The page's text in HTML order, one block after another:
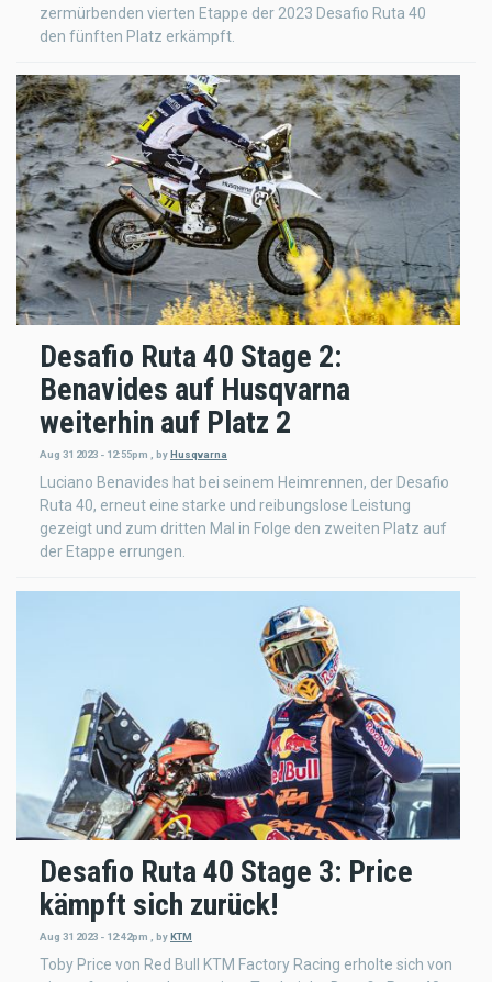
zermürbenden vierten Etappe der 2023 Desafio Ruta 40
den fünften Platz erkämpft.
Desafio Ruta 40 Stage 2:
Benavides auf Husqvarna
weiterhin auf Platz 2
Aug 31 2023 - 12:55pm byHusqvarna
Luciano Benavides hat bei seinem Heimrennen, der Desafio
Ruta 40, erneut eine starke und reibungslose Leistung
gezeigt und zum dritten Mal in Folge den zweiten Platz auf
der Etappe errungen.
Desafio Ruta 40 Stage 3: Price
kämpft sich zurück!
Aug 31 2023 - 12:42pm byKTM
Toby Price von Red Bull KTM Factory Racing erholte sich von